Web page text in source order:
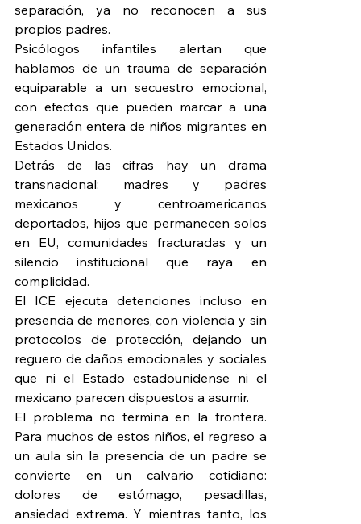
separación, ya no reconocen a sus
propios padres.
Psicólogos infantiles alertan que
hablamos de un trauma de separación
equiparable a un secuestro emocional,
con efectos que pueden marcar a una
generación entera de niños migrantes en
Estados Unidos.
Detrás de las cifras hay un drama
transnacional: madres y padres
mexicanos y centroamericanos
deportados, hijos que permanecen solos
en EU, comunidades fracturadas y un
silencio institucional que raya en
complicidad.
El ICE ejecuta detenciones incluso en
presencia de menores, con violencia y sin
protocolos de protección, dejando un
reguero de daños emocionales y sociales
que ni el Estado estadounidense ni el
mexicano parecen dispuestos a asumir.
El problema no termina en la frontera.
Para muchos de estos niños, el regreso a
un aula sin la presencia de un padre se
convierte en un calvario cotidiano:
dolores de estómago, pesadillas,
ansiedad extrema. Y mientras tanto, los